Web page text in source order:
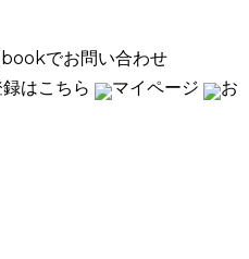
でお問い合わせ
はこちら マイページ
お